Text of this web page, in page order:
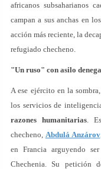
africanos subsaharianos
campan a sus anchas en
acción más reciente, la
refugiado checheno.
"Un ruso" con asilo
A ese ejército en la
los servicios de
razones humanitarias.
checheno, Abdulá Anzárov
en Francia arguyendo
Chechenia. Su petición